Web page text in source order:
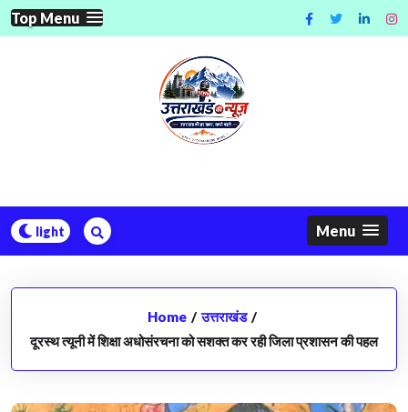
Skip
to
Top Menu
Menu
Home / उत्तराखंड /
दूरस्थ त्यूनी में शिक्षा अधोसंरचना को सशक्त कर रही जिला प्रशासन की पहल